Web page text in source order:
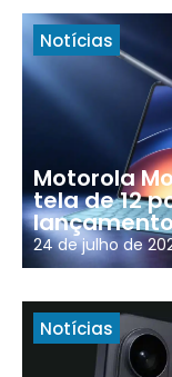
Notícias
Motorola
tela de 12
24 de julho de
Notícias